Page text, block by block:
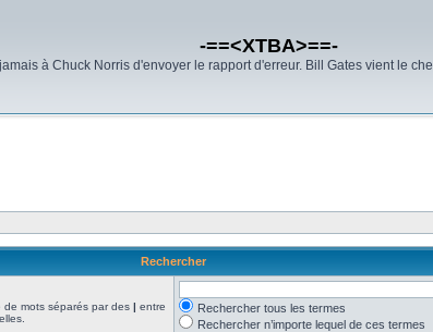
-==<XTBA>==-
à Chuck Norris d'envoyer le rapport d'erreur. Bill Gates vient le
Rechercher
mots séparés par des | entre
Rechercher tous les termes
Rechercher n’importe lequel de ces termes